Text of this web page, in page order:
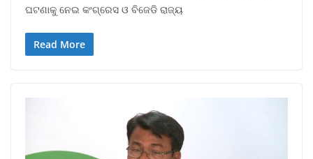
ଘଟଣାକୁ ନେଇ କଂଗ୍ରେସ ଓ ବିଜେଡି ରାଜ୍ୟ
Read More